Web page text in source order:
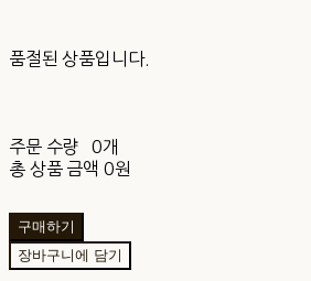
품절된 상품입니다.
주문 수량
0개
총 상품 금액 0원
구매하기
장바구니에 담기